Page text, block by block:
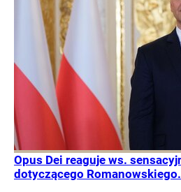
Opus Dei reaguje ws.
dotyczącego